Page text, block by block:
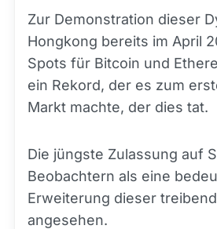
Zur Demonstration dieser
Hongkong bereits im April
Spots für Bitcoin und
ein Rekord, der es zum
Markt machte, der dies tat.
Die jüngste Zulassung auf
Beobachtern als eine
Erweiterung dieser
angesehen.